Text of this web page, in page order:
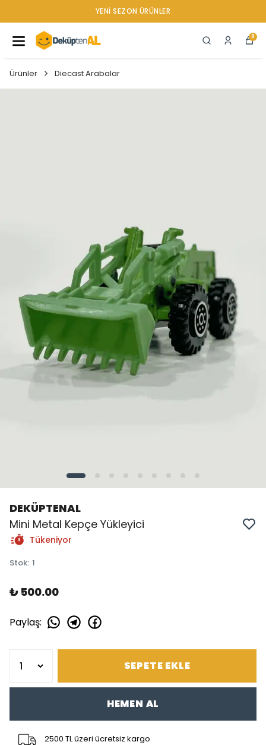
YENI SEZON ÜRÜNLER
0
Ürünler Diecast Arabalar
DEKÜPTENAL
Mini Metal Kepçe Yükleyici
Tükeniyor
Stok: 1
₺ 500.00
Paylaş:
SEPETE EKLE
HEMEN AL
2500 TL üzeri ücretsiz kargo